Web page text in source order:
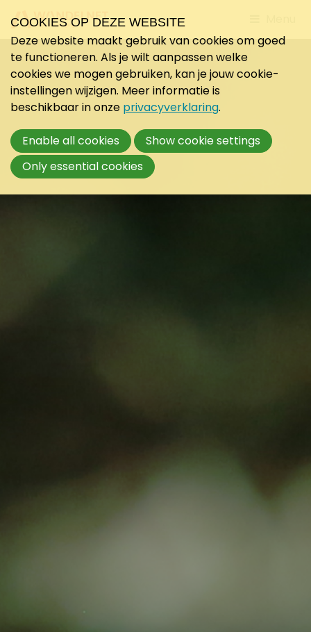
to
COOKIES OP DEZE WEBSITE
Deze website maakt gebruik van cookies om goed
te functioneren. Als je wilt aanpassen welke
cookies we mogen gebruiken, kan je jouw cookie-
instellingen wijzigen. Meer informatie is
beschikbaar in onze privacyverklaring.
Enable all cookies
Show cookie settings
Only essential cookies